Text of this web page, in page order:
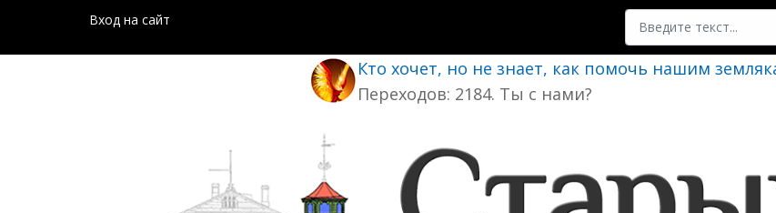
Вход на сайт Поиск
Кто хочет, но не знает, как помочь нашим
Переходов: 2184. Ты с нами?